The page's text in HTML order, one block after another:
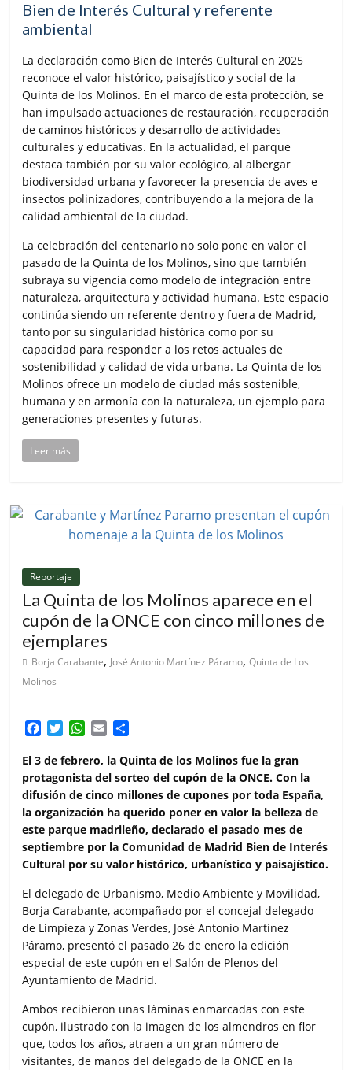
Bien de Interés Cultural y referente
ambiental
La declaración como Bien de Interés Cultural en 2025
reconoce el valor histórico, paisajístico y social de la
Quinta de los Molinos. En el marco de esta protección, se
han impulsado actuaciones de restauración, recuperación
de caminos históricos y desarrollo de actividades
culturales y educativas. En la actualidad, el parque
destaca también por su valor ecológico, al albergar
biodiversidad urbana y favorecer la presencia de aves e
insectos polinizadores, contribuyendo a la mejora de la
calidad ambiental de la ciudad.
La celebración del centenario no solo pone en valor el
pasado de la Quinta de los Molinos, sino que también
subraya su vigencia como modelo de integración entre
naturaleza, arquitectura y actividad humana. Este espacio
continúa siendo un referente dentro y fuera de Madrid,
tanto por su singularidad histórica como por su
capacidad para responder a los retos actuales de
sostenibilidad y calidad de vida urbana. La Quinta de los
Molinos ofrece un modelo de ciudad más sostenible,
humana y en armonía con la naturaleza, un ejemplo para
generaciones presentes y futuras.
Leer más
Reportaje
La Quinta de los Molinos aparece en el
cupón de la ONCE con cinco millones de
ejemplares
Borja Carabante, José Antonio Martínez Páramo,Quinta de Los
Molinos
c
e
b
o
o
k
i
t
t
e
W
a
t
s
A
p
a
i
l
m
p
a
r
t
i
r
El 3 de febrero, la Quinta de los Molinos fue la gran
protagonista del sorteo del cupón de la ONCE. Con la
difusión de cinco millones de cupones por toda España,
la organización ha querido poner en valor la belleza de
este parque madrileño, declarado el pasado mes de
septiembre por la Comunidad de Madrid Bien de Interés
Cultural por su valor histórico, urbanístico y paisajístico.
El delegado de Urbanismo, Medio Ambiente y Movilidad,
Borja Carabante, acompañado por el concejal delegado
de Limpieza y Zonas Verdes, José Antonio Martínez
Páramo, presentó el pasado 26 de enero la edición
especial de este cupón en el Salón de Plenos del
Ayuntamiento de Madrid.
Ambos recibieron unas láminas enmarcadas con este
cupón, ilustrado con la imagen de los almendros en flor
que, todos los años, atraen a un gran número de
visitantes, de manos del delegado de la ONCE en la